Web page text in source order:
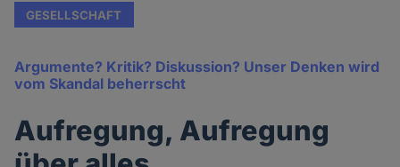
GESELLSCHAFT
Argumente? Kritik? Diskussion? Unser Denken wird
vom Skandal beherrscht
Aufregung, Aufregung